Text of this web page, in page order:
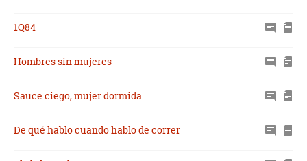
1Q84
Hombres sin mujeres
Sauce ciego, mujer dormida
De qué hablo cuando hablo de correr